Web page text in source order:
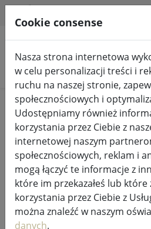
Szukaj produktów
Home Wróżki i oświetlenie
Kaemingk Lumineo
choinkowe Basic ze
240 LED ciepły
Cookie consense
Nasza strona internetowa
w celu personalizacji treści i
ruchu na naszej stronie,
społecznościowych i
Udostępniamy również
korzystania przez Ciebie z
internetowej naszym
społecznościowych, reklam i
mogą łączyć te informacje z
które im przekazałeś lub
korzystania przez Ciebie z
można znaleźć w naszym
danych.